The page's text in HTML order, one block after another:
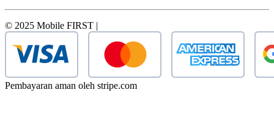
© 2025 Mobile FIRST |
Pembayaran aman oleh stripe.com